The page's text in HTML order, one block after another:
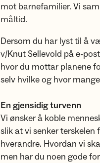
mot barnefamilier. Vi
måltid.
Dersom du har lyst til å
v/Knut Sellevold på e-
hvor du mottar planene
selv hvilke og hvor
En gjensidig turvenn
Vi ønsker å koble
slik at vi senker
hverandre. Hvordan vi
men har du noen gode